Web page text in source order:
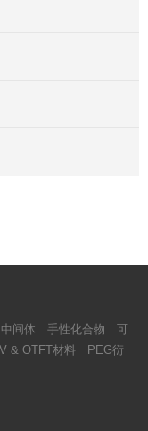
间体 手性化合物
可
& OTFT材料
PEG衍